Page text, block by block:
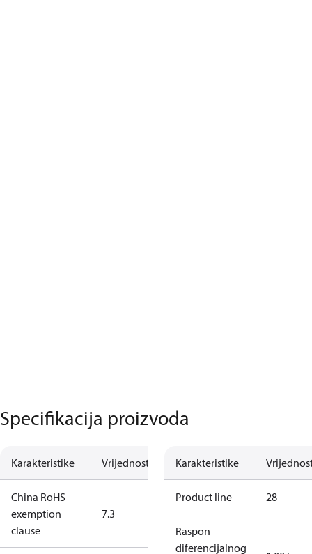
Specifikacija proizvoda
Karakteristike Vrijednost
China RoHS
exemption
clause
7.3
Karakteristike
Product line 28
Raspon
diferencijalnog